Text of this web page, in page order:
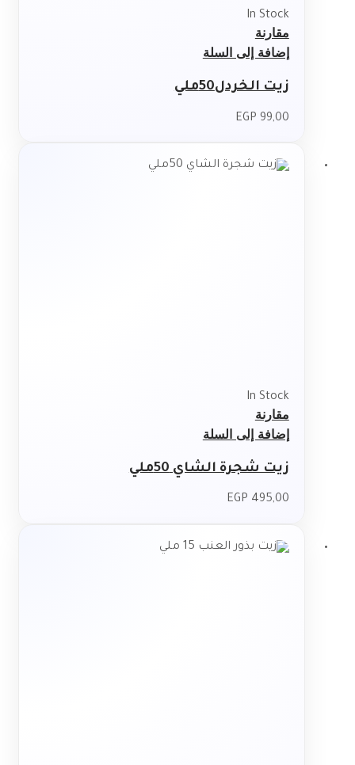
In Stock
مقارنة
إضافة إلى السلة
زيت الخردل50ملي
EGP 99,00
In Stock
مقارنة
إضافة إلى السلة
زيت شجرة الشاي 50ملي
EGP 495,00